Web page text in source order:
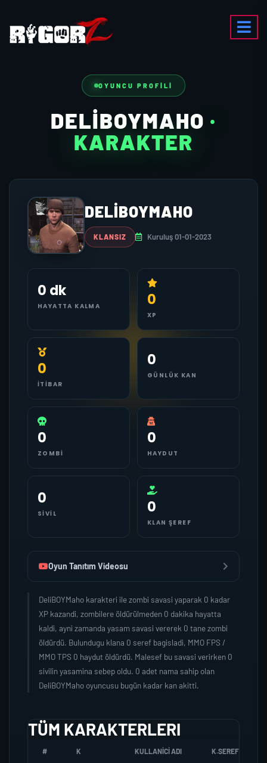
OYUNCU PROFILI
DELIBOYMAHO ·
KARAKTER
DELIBOYMAHO
KLANSIZ Kuruluş 01-01-2023
0 dk
HAYATTA KALMA 0
XP
0
İTIBAR
0
GÜNLÜK KAN
0
ZOMBI
0
HAYDUT
0
SIVIL 0
KLAN ŞEREF
Oyun Tanıtım Videosu
DeliBOYMaho karakteri ile zombi savasi yaparak 0 kadar
XP kazandi, zombilere öldürülmeden 0 dakika hayatta
kaldi, ayni zamanda yasam savasi vererek 0 tane zombi
öldürdü. Bulundugu klana 0 seref bagisladi, MMO FPS /
MMO TPS 0 haydut öldürdü. Malesef bu savasi verirken 0
sivilin yasamina sebep oldu. 0 adet nama sahip olan
DeliBOYMaho oyuncusu bugün kadar kan akitti.
TÜM KARAKTERLERI
# K KULLANICI ADI K.SEREFI